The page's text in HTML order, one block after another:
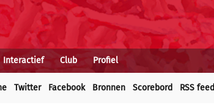
Interactief Club Profiel
Twitter Facebook Bronnen Scorebord RSS feed